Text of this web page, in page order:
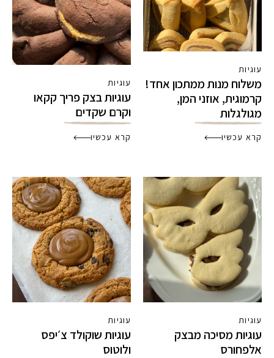
עוגיות
משלוח מנות ממתכון אחד!
קרמוגית, אוזני המן,
מגולגלות
קרא עכשיו
עוגיות
עוגיות בצק פריך קקאו
וקרם שקדים
קרא עכשיו
עוגיות
עוגיות מסיכה מבצק
אלפחורס
עוגיות
עוגיות שוקולד צ׳יפס
ולוטוס